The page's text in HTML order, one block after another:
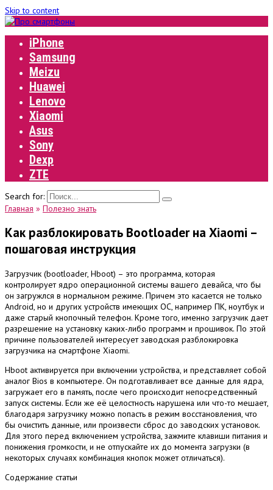
Skip to content
iPhone
Samsung
Meizu
Huawei
Lenovo
Xiaomi
Asus
Sony
Dexp
ZTE
Search for:
Главная » Полезно знать
Как разблокировать Bootloader на Xiaomi –
пошаговая инструкция
Загрузчик (bootloader, Hboot) – это программа, которая
контролирует ядро операционной системы вашего девайса, что бы
он загружлся в нормальном режиме. Причем это касается не только
Android, но и других устройств имеющих ОС, например ПК, ноутбук и
даже старый кнопочный телефон. Кроме того, именно загрузчик дает
разрешение на установку каких-либо программ и прошивок. По этой
причине пользователей интересует заводская разблокировка
загрузчика на смартфоне Xiaomi.
Hboot активируется при включении устройства, и представляет собой
аналог Bios в компьютере. Он подготавливает все данные для ядра,
загружает его в память, после чего происходит непосредственный
запуск системы. Если же её целостность нарушена или что-то мешает,
благодаря загрузчику можно попасть в режим восстановления, что
бы очистить данные, или произвести сброс до заводских установок.
Для этого перед включением устройства, зажмите клавиши питания и
понижения громкости, и не отпускайте их до момента загрузки (в
некоторых случаях комбинация кнопок может отличаться).
Содержание статьи